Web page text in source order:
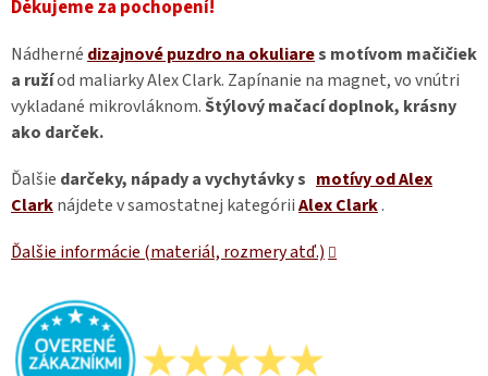
Děkujeme za pochopení!
Nádherné dizajnové puzdro na okuliares motívom mačičiek
a ružíod maliarky Alex Clark. Zapínanie na magnet, vo vnútri
vykladané mikrovláknom.Štýlový mačací doplnok, krásny
ako darček.
Ďalšie darčeky, nápady a vychytávky s motívy od Alex
Clarknájdete v samostatnej kategóriiAlex Clark.
Ďalšie informácie (materiál, rozmery atď.)